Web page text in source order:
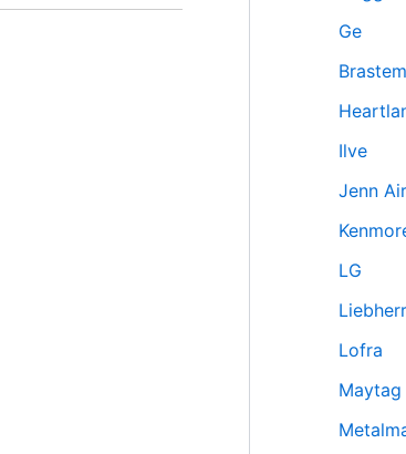
Ge
Ilve
Jenn Air
LG
Liebherr
Lofra
Maytag